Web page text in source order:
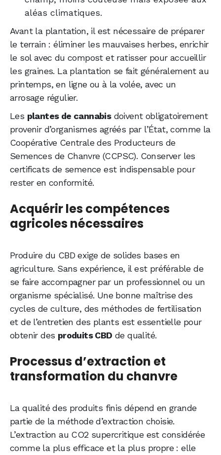
aléas climatiques.
Avant la plantation, il est nécessaire de préparer
le terrain : éliminer les mauvaises herbes, enrichir
le sol avec du compost et ratisser pour accueillir
les graines. La plantation se fait généralement au
printemps, en ligne ou à la volée, avec un
arrosage régulier.
Les plantes de cannabisdoivent obligatoirement
provenir d’organismes agréés par l’État, comme la
Coopérative Centrale des Producteurs de
Semences de Chanvre (CCPSC). Conserver les
certificats de semence est indispensable pour
rester en conformité.
Acquérir les compétences
agricoles nécessaires
Produire du CBD exige de solides bases en
agriculture. Sans expérience, il est préférable de
se faire accompagner par un professionnel ou un
organisme spécialisé. Une bonne maîtrise des
cycles de culture, des méthodes de fertilisation
et de l’entretien des plants est essentielle pour
obtenir des produits CBD de qualité.
Processus d’extraction et
transformation du chanvre
La qualité des produits finis dépend en grande
partie de la méthode d’extraction choisie.
L’extraction au CO2 supercritique est considérée
comme la plus efficace et la plus propre : elle